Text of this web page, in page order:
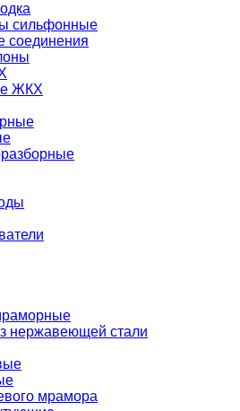
сильфонные
соединения
ЖКХ
нержавеющей стали
мрамора